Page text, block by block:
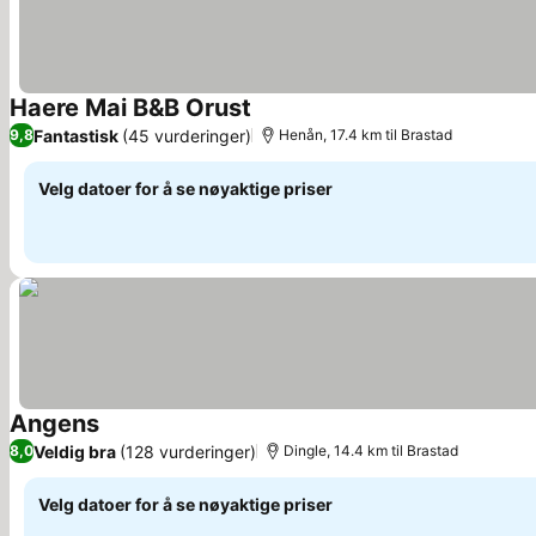
Haere Mai B&B Orust
9,8Fantastisk (45 vurderinger) Henån, 17.4 km til Brastad
Velg datoer for å se nøyaktige priser
Angens
8,0Veldig bra (128 vurderinger) Dingle, 14.4 km til Brastad
Velg datoer for å se nøyaktige priser